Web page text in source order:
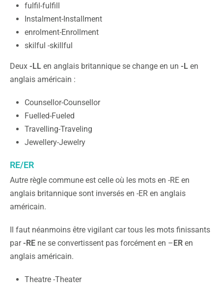
fulfil-fulfill
Instalment-Installment
enrolment-Enrollment
skilful -skillful
Deux -LL en anglais britannique se change en un -L en
anglais américain :
Counsellor-Counsellor
Fuelled-Fueled
Travelling-Traveling
Jewellery-Jewelry
RE/ER
Autre règle commune est celle où les mots en -RE en
anglais britannique sont inversés en -ER en anglais
américain.
Il faut néanmoins être vigilant car tous les mots finissants
par-RE ne se convertissent pas forcément en –ER en
anglais américain.
Theatre -Theater